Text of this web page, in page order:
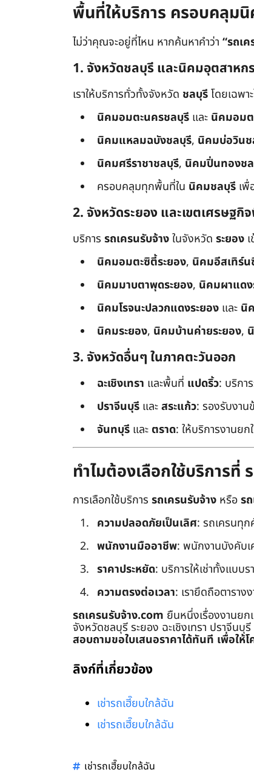
พื้นที่ให้บริการ ครอบคลุม
ไม่ว่าคุณจะอยู่ที่ไหน หากค้นหาคำว่า “รถเ
1. จังหวัดชลบุรี และนิคมอุตสาหก
เราให้บริการทั่วทั้งจังหวัด ชลบุรีโดยเฉพ
นิคมอมตะนครชลบุรี และ นิคมอม
นิคมแหลมฉบังชลบุรี, นิคมบ่อวิน
นิคมศรีราชาชลบุรี, นิคมปิ่นทองช
ครอบคลุมทุกพื้นที่ใน นิคมชลบุรี เ
2. จังหวัดระยอง และเขตเศรษฐกิ
บริการ รถเครนรับจ้างในจังหวัด ระยอง
นิคมอมตะซิตี้ระยอง, นิคมอีสเทิร์น
นิคมมาบตาพุดระยอง, นิคมผาแดง
นิคมโรจนะปลวกแดงระยอง และ นิ
นิคมระยอง, นิคมบ้านค่ายระยอง,
3. จังหวัดอื่นๆ ในภาคตะวันออก
ฉะเชิงเทรา และพื้นที่ แปดริ้ว: บริกา
ปราจีนบุรี และสระแก้ว: รองรับงาน
จันทบุรี และ ตราด: ให้บริการงานยก
ทำไมต้องเลือกใช้บริการที่
การเลือกใช้บริการ รถเครนรับจ้าง หรือร
ความปลอดภัยเป็นเลิศ: รถเครนทุ
พนักงานมืออาชีพ: พนักงานบังคับ
ราคาประหยัด: บริการให้เช่าทั้งแบบ
ความตรงต่อเวลา: เรายึดถือตารา
รถเครนรับจ้าง.com ยืนหนึ่งเรื่องงานย
จังหวัดชลบุรี ระยอง ฉะเชิงเทรา ปราจีนบุรี
สอบถามขอใบเสนอราคาได้ทันที เพื่อใ
ลิงก์ที่เกี่ยวข้อง
เช่ารถเฮี๊ยบใกล้ฉัน
เช่ารถเฮี๊ยบใกล้ฉัน
เช่ารถเฮี๊ยบใกล้ฉัน